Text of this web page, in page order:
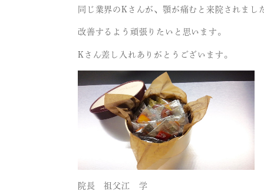
同じ業界のKさんが、顎が痛むと来院されまし
改善するよう頑張りたいと思います。
Kさん差し入れありがとうございます。
院長 祖父江 学